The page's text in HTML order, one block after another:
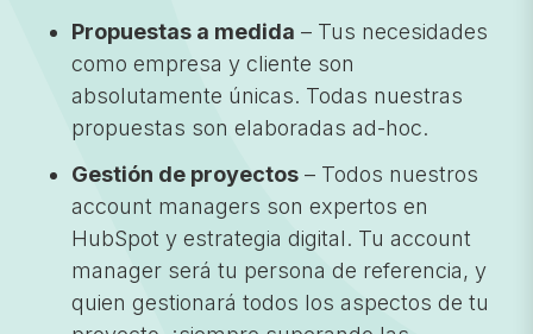
Propuestas a medida – Tus necesidades
como empresa y cliente son
absolutamente únicas. Todas nuestras
propuestas son elaboradas ad-hoc.
Gestión de proyectos– Todos nuestros
account managers son expertos en
HubSpot y estrategia digital. Tu account
manager será tu persona de referencia, y
quien gestionará todos los aspectos de tu